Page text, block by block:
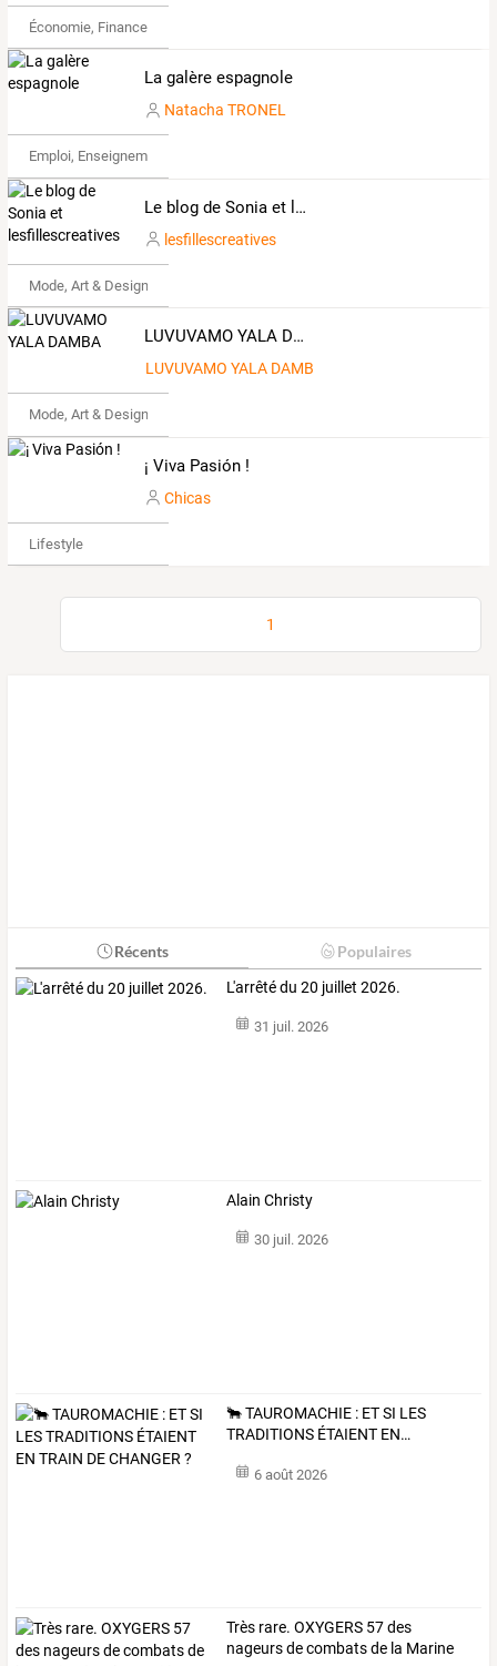
Économie, Finance & Droit
La galère espagnole
Natacha TRONEL
Emploi, Enseignement & Etudes
Le blog de Sonia et lesfillescreatives
lesfillescreatives
Mode, Art & Design
LUVUVAMO YALA DAMBA
LUVUVAMO YALA DAMBA
Mode, Art & Design
¡ Viva Pasión !
Chicas
Lifestyle
1
Récents Populaires
L'arrêté du 20 juillet 2026.
31 juil. 2026
Alain Christy
30 juil. 2026
🐂TAUROMACHIE : ETSI LES
TRADITIONS ÉTAIENT EN…
6 août 2026
Très rare. OXYGERS 57des
nageursdecombatsde la Marine